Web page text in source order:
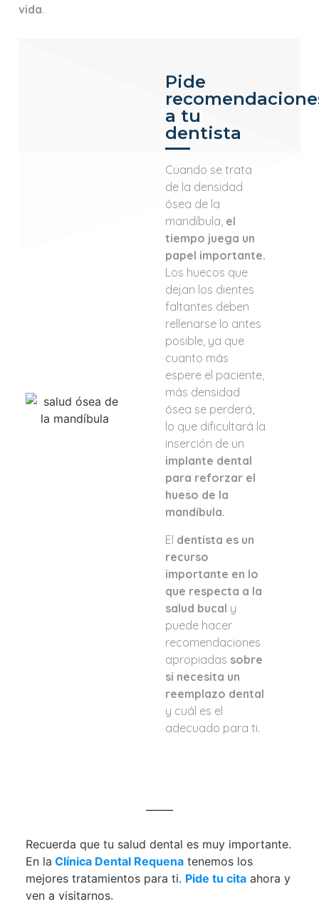
vida.
Pide
a tu
dentista
Cuando se trata
de la densidad
ósea de la
mandíbula, el
tiempo juega un
papel importante.
Los huecos que
dejan los dientes
faltantes deben
rellenarse lo antes
posible, ya que
cuanto más
espere el paciente,
más densidad
ósea se perderá,
lo que dificultará la
inserción de un
implante dental
para reforzar el
hueso de la
mandíbula.
El dentista es un
recurso
importante en lo
que respecta a la
salud bucal y
puede hacer
recomendaciones
apropiadas sobre
si necesita un
reemplazo dental
y cuál es el
adecuado para ti.
Recuerda que tu salud dental es muy importante.
En la Clínica Dental Requena tenemos los
mejores tratamientos para ti. Pide tu cita ahora y
ven a visitarnos.